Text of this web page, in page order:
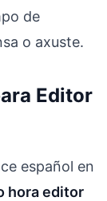
de
o axuste.
Editor
español en
hora editor